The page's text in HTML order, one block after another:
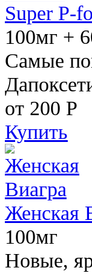
Super P-
100мг +
Самые
от 200 Р
Купить
Женская
100мг
Новые,